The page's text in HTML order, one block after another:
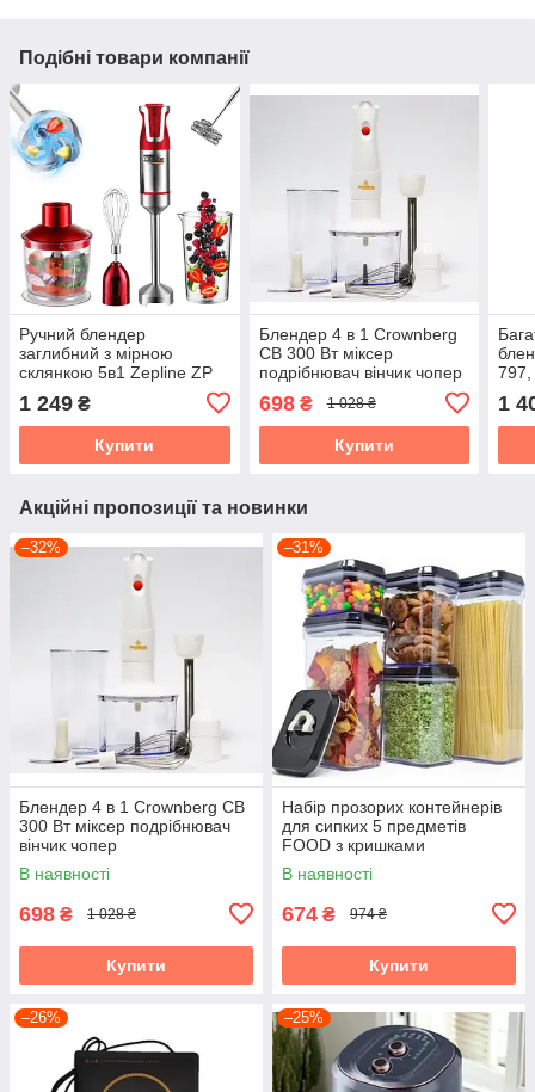
Подібні товари компанії
Ручний блендер
заглибний з мірною
склянкою 5в1 Zepline ZP
1 249 ₴
Купити
Блендер 4 в 1 Crownberg
CB 300 Вт міксер
подрібнювач вінчик чопер
698₴ 1 028 ₴
Купити
797,
1
Акційні пропозиції та новинки
–32%
Блендер 4 в 1 Crownberg CB
300 Вт міксер подрібнювач
вінчик чопер
В наявності
698 ₴ 1 028 ₴
Купити
–31%
Набір прозорих контейнерів
для сипких 5 предметів
FOOD з кришками
В наявності
674 ₴ 974 ₴
Купити
–26% –25%